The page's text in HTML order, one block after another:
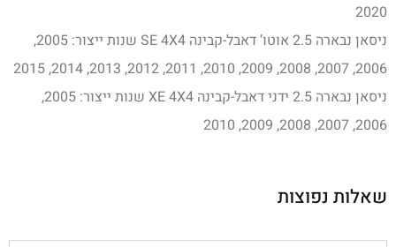
2020
ניסאן נבארה 2.5 אוטו’ דאבל-קבינה SE 4X4 שנות ייצור: 2005,
2006, 2007, 2008, 2009, 2010, 2011, 2012, 2013, 2014, 2015
ניסאן נבארה 2.5 ידני דאבל-קבינה XE 4X4 שנות ייצור: 2005,
2006, 2007, 2008, 2009, 2010
שאלות נפוצות